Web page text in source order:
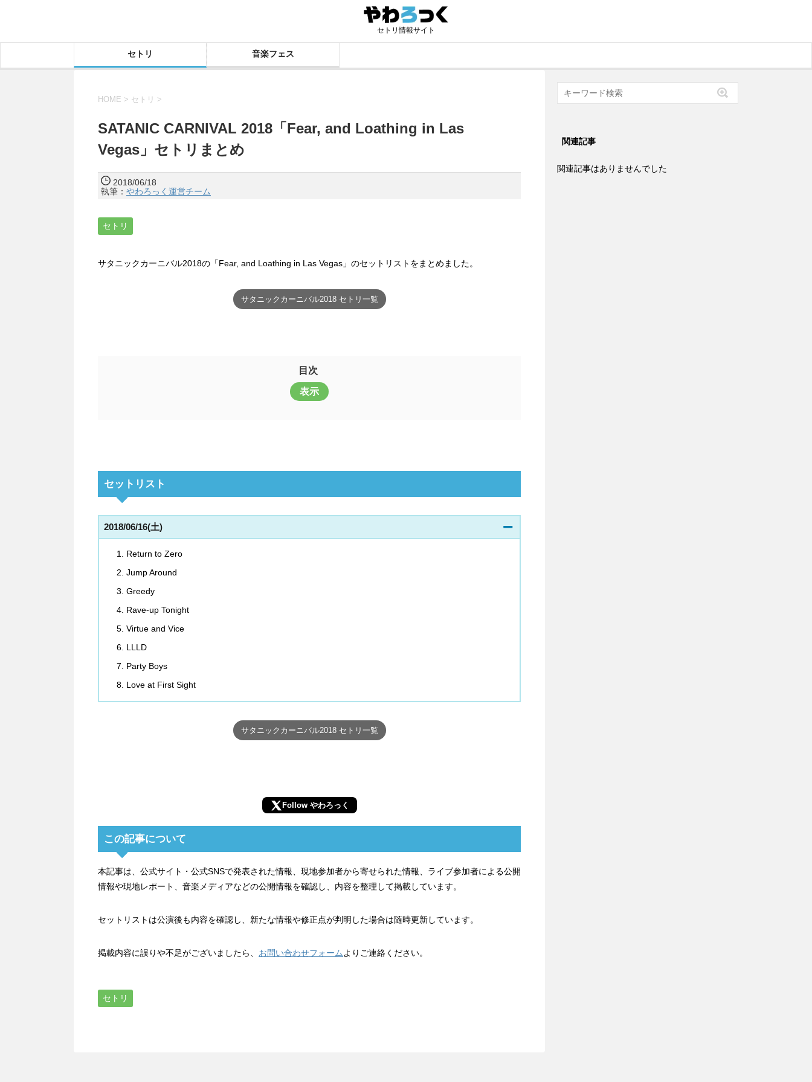
セトリ情報サイト
セトリ 音楽フェス
HOME > セトリ >
SATANIC CARNIVAL 2018「Fear, and Loathing in Las
Vegas」セトリまとめ
2018/06/18
執筆： やわろっく運営チーム
セトリ
サタニックカーニバル2018の「Fear, and Loathing in Las Vegas」のセットリストをまとめました。
サタニックカーニバル2018 セトリ一覧
目次
表示
セットリスト
2018/06/16(土)
Return to Zero
Jump Around
Greedy
Rave-up Tonight
Virtue and Vice
LLLD
Party Boys
Love at First Sight
サタニックカーニバル2018 セトリ一覧
Follow やわろっく
この記事について
本記事は、公式サイト・公式SNSで発表された情報、現地参加者から寄せられた情報、ライブ参加者による公開
情報や現地レポート、音楽メディアなどの公開情報を確認し、内容を整理して掲載しています。
セットリストは公演後も内容を確認し、新たな情報や修正点が判明した場合は随時更新しています。
掲載内容に誤りや不足がございましたら、 お問い合わせフォーム よりご連絡ください。
セトリ
関連記事
関連記事はありませんでした